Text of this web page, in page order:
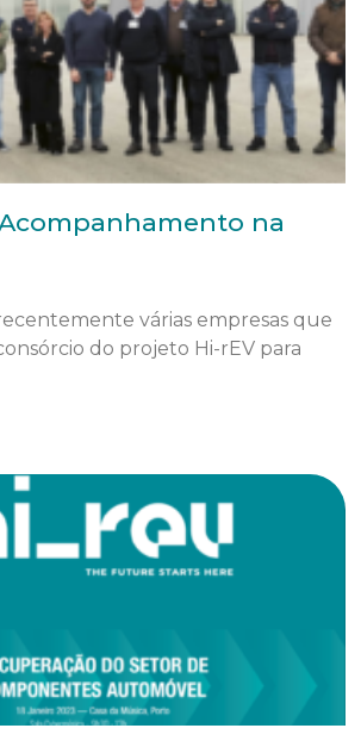
na
várias empresas que
do projeto Hi-rEV para